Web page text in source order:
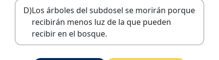
D)Los árboles del subdosel se morirán porque
recibirán menos luz de la que pueden
recibir en el bosque.